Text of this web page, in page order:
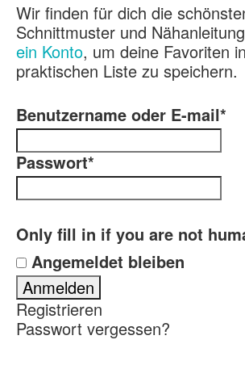
Wir finden für dich die
Schnittmuster und
ein Konto, um deine Favoriten
praktischen Liste zu speichern.
Benutzername oder E-mail*
Passwort*
Only fill in if you are not
Angemeldet bleiben
Registrieren
Passwort vergessen?